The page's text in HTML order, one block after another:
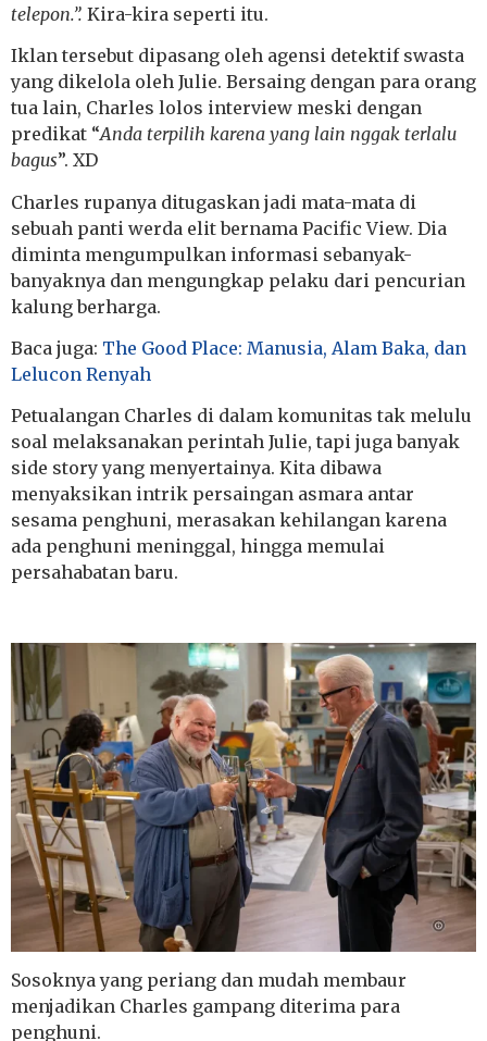
telepon.”. Kira-kira seperti itu.
Iklan tersebut dipasang oleh agensi detektif swasta
yang dikelola oleh Julie. Bersaing dengan para orang
tua lain, Charles lolos interview meski dengan
predikat “Anda terpilih karena yang lain nggak terlalu
bagus”. XD
Charles rupanya ditugaskan jadi mata-mata di
sebuah panti werda elit bernama Pacific View. Dia
diminta mengumpulkan informasi sebanyak-
banyaknya dan mengungkap pelaku dari pencurian
kalung berharga.
Baca juga: The Good Place: Manusia, Alam Baka, dan
Lelucon Renyah
Petualangan Charles di dalam komunitas tak melulu
soal melaksanakan perintah Julie, tapi juga banyak
side story yang menyertainya. Kita dibawa
menyaksikan intrik persaingan asmara antar
sesama penghuni, merasakan kehilangan karena
ada penghuni meninggal, hingga memulai
persahabatan baru.
Sosoknya yang periang dan mudah membaur
menjadikan Charles gampang diterima para
penghuni.